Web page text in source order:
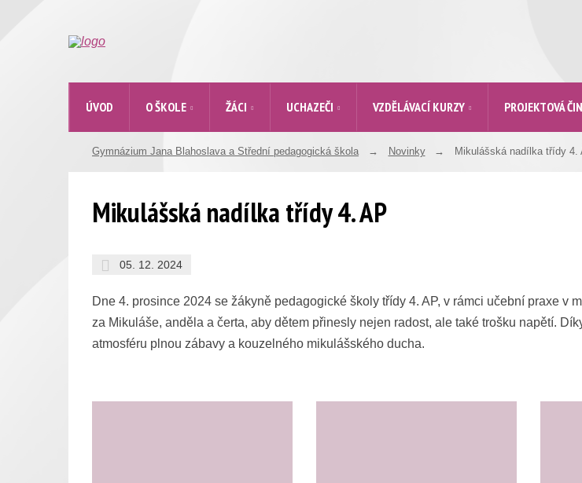
ÚVOD O ŠKOLE ŽÁCI UCHAZEČI VZDĚLÁVACÍ KURZY PROJEKTOVÁ
Gymnázium Jana Blahoslava a Střední pedagogická škola Novinky Mikulášská nadílka třídy 4.
Mikulášská nadílka třídy 4. AP
05. 12. 2024
Dne 4. prosince 2024 se žákyně pedagogické školy třídy 4. AP, v rámci učební praxe
za Mikuláše, anděla a čerta, aby dětem přinesly nejen radost, ale také trošku napětí.
atmosféru plnou zábavy a kouzelného mikulášského ducha.